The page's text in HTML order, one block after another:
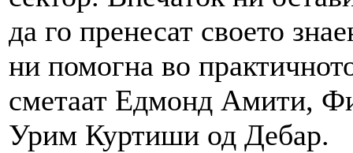
да го пренесат своето
ни помогна во
сметаат Едмонд Амити,
Урим Куртиши од Дебар.